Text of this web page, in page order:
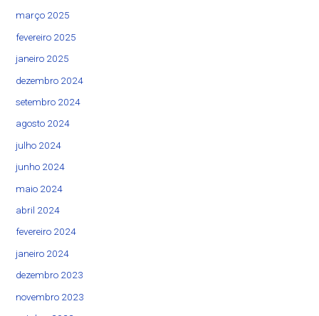
março 2025
fevereiro 2025
janeiro 2025
dezembro 2024
setembro 2024
agosto 2024
julho 2024
junho 2024
maio 2024
abril 2024
fevereiro 2024
janeiro 2024
dezembro 2023
novembro 2023